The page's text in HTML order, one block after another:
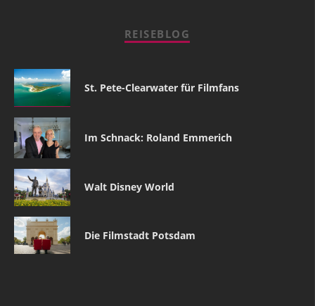
REISEBLOG
St. Pete-Clearwater für Filmfans
Im Schnack: Roland Emmerich
Walt Disney World
Die Filmstadt Potsdam